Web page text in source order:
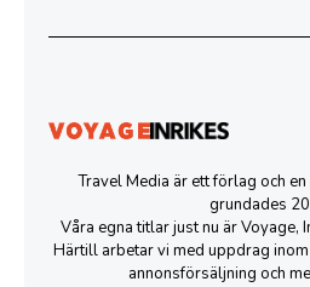
Travel Media är ett förlag och
grundades
Våra egna titlar just nu är Voyage,
Härtill arbetar vi med uppdrag
annonsförsäljning och